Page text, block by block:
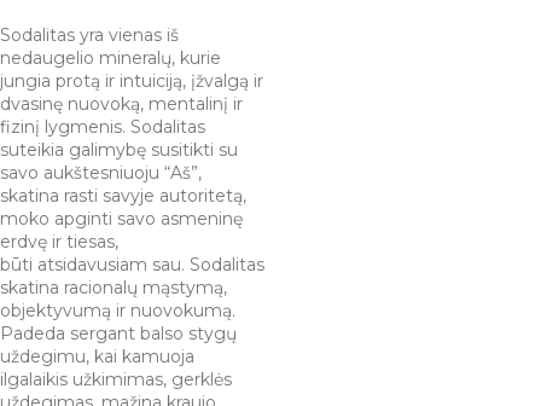
Sodalitas yra vienas iš
nedaugelio mineralų, kurie
jungia protą ir intuiciją, įžvalgą ir
dvasinę nuovoką, mentalinį ir
fizinį lygmenis. Sodalitas
suteikia galimybę susitikti su
savo aukštesniuoju “Aš”,
skatina rasti savyje autoritetą,
moko apginti savo asmeninę
erdvę ir tiesas,
būti atsidavusiam sau. Sodalitas
skatina racionalų mąstymą,
objektyvumą ir nuovokumą.
Padeda sergant balso stygų
uždegimu, kai kamuoja
ilgalaikis užkimimas, gerklės